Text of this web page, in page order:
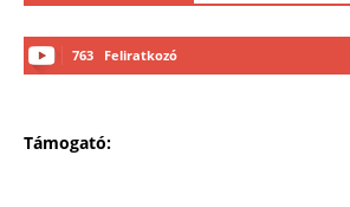
763 Feliratkozó
Támogató: